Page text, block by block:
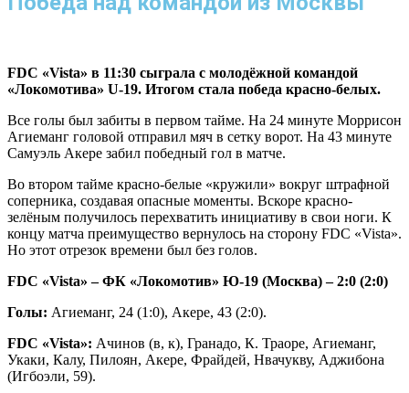
FDC «Vista» в 11:30 сыграла с молодёжной командой
«Локомотива» U-19. Итогом стала победа красно-белых.
Все голы был забиты в первом тайме. На 24 минуте Моррисон
Агиеманг головой отправил мяч в сетку ворот. На 43 минуте
Самуэль Акере забил победный гол в матче.
Во втором тайме красно-белые «кружили» вокруг штрафной
соперника, создавая опасные моменты. Вскоре красно-
зелёным получилось перехватить инициативу в свои ноги. К
концу матча преимущество вернулось на сторону FDC «Vista».
Но этот отрезок времени был без голов.
FDC «Vista» –ФК «Локомотив» Ю-19 (Москва) – 2:0 (2:0)
Голы: Агиеманг, 24 (1:0), Акере, 43 (2:0).
FDC «Vista»: Ачинов (в, к), Гранадо, К. Траоре, Агиеманг,
Укаки, Калу, Пилоян, Акере, Фрайдей, Нвачукву, Аджибона
(Игбоэли, 59).